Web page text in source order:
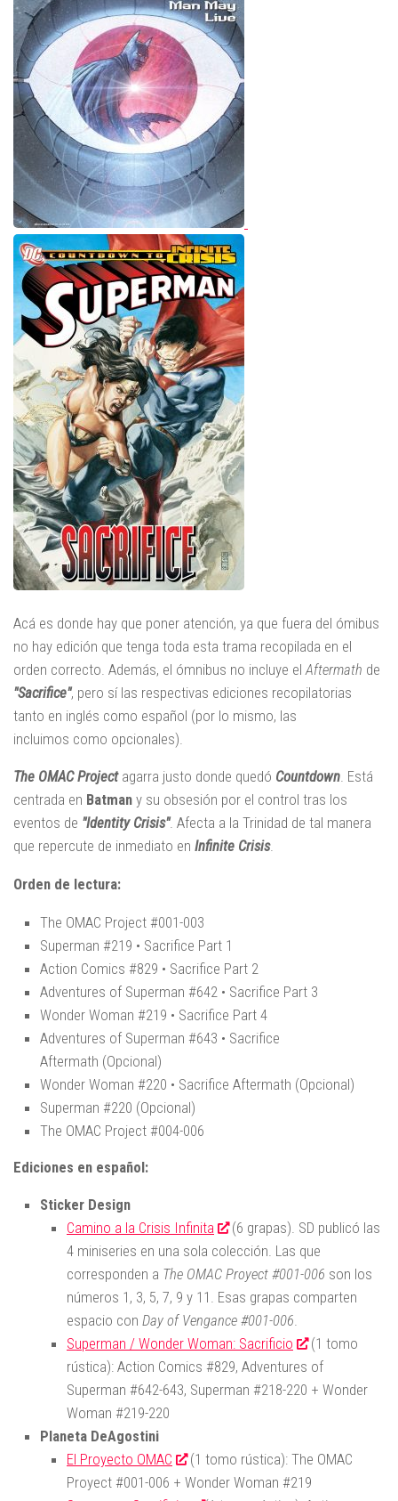
Acá es donde hay que poner atención, ya que fuera del ómibus
no hay edición que tenga toda esta trama recopilada en el
orden correcto. Además, el ómnibus no incluye el Aftermath de
"Sacrifice", pero sí las respectivas ediciones recopilatorias
tanto en inglés como español (por lo mismo, las
incluimos como opcionales).
The OMAC Project agarra justo donde quedó Countdown. Está
centrada en Batman y su obsesión por el control tras los
eventos de "Identity Crisis". Afecta a la Trinidad de tal manera
que repercute de inmediato en Infinite Crisis.
Orden de lectura:
The OMAC Project #001-003
Superman #219 • Sacrifice Part 1
Action Comics #829 • Sacrifice Part 2
Adventures of Superman #642 • Sacrifice Part 3
Wonder Woman #219 • Sacrifice Part 4
Adventures of Superman #643 • Sacrifice
Aftermath (Opcional)
Wonder Woman #220 • Sacrifice Aftermath (Opcional)
Superman #220 (Opcional)
The OMAC Project #004-006
Ediciones en español:
Sticker Design
Camino a la Crisis Infinita
(6 grapas). SD publicó las
4 miniseries en una sola colección. Las que
corresponden a The OMAC Proyect #001-006 son los
números 1, 3, 5, 7, 9 y 11. Esas grapas comparten
espacio con Day of Vengance #001-006.
Superman / Wonder Woman: Sacrificio
(1 tomo
rústica): Action Comics #829, Adventures of
Superman #642-643, Superman #218-220 + Wonder
Woman #219-220
Planeta DeAgostini
El Proyecto OMAC
(1 tomo rústica): The OMAC
Proyect #001-006 + Wonder Woman #219